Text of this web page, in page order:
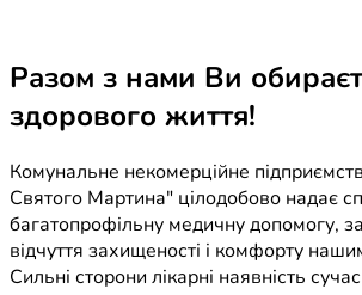
Разом з нами Ви
здорового життя!
Комунальне некомерційне
Святого Мартина" цілодобово надає
багатопрофільну медичну допомогу,
відчуття захищеності і комфорту
Сильні сторони лікарні наявність